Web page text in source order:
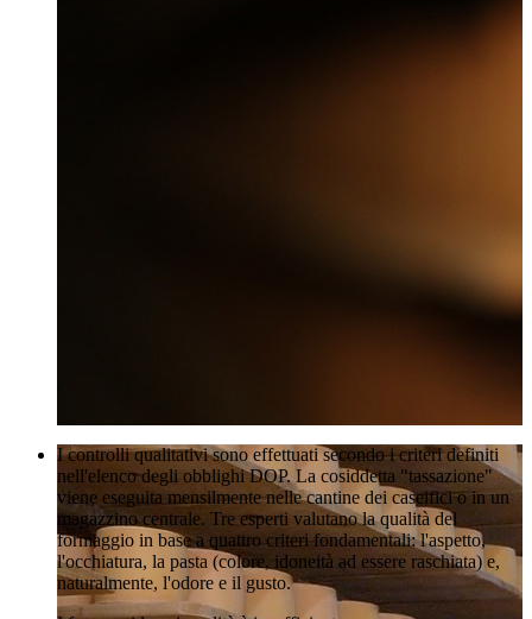
I controlli qualitativi sono effettuati secondo i criteri definiti
nell'elenco degli obblighi DOP. La cosiddetta "tassazione"
viene eseguita mensilmente nelle cantine dei caseifici o in un
magazzino centrale. Tre esperti valutano la qualità del
formaggio in base a quattro criteri fondamentali: l'aspetto,
l'occhiatura, la pasta (colore, idoneità ad essere raschiata) e,
naturalmente, l'odore e il gusto.